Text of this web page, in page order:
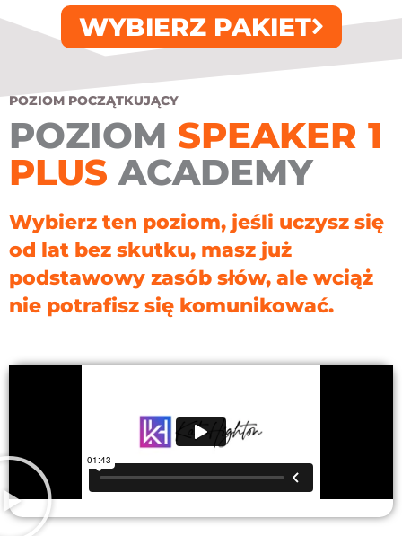
WYBIERZ PAKIET
POZIOM POCZĄTKUJĄCY
POZIOM SPEAKER 1
PLUSACADEMY
Wybierz ten poziom, jeśli uczysz się
od lat bez skutku, masz już
podstawowy zasób słów, ale wciąż
nie potrafisz się komunikować.